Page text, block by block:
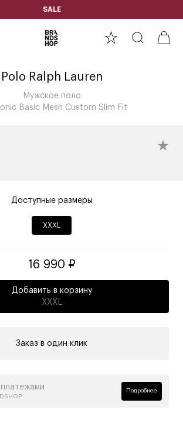
SALE
Polo Ralph Lauren
Мужское поло
Basic Mesh Custom Slim Fit
Доступные размеры
XXXL
16 990 ₽
Добавить в корзину
XXXL
Заказ в один клик
Подробнее